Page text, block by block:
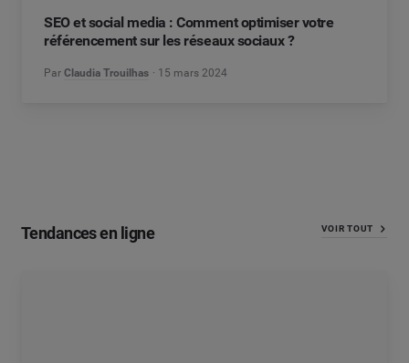
SEO et social media : Comment optimiser votre
référencement sur les réseaux sociaux ?
Par Claudia Trouilhas 15 mars 2024
Tendances en ligne VOIR TOUT